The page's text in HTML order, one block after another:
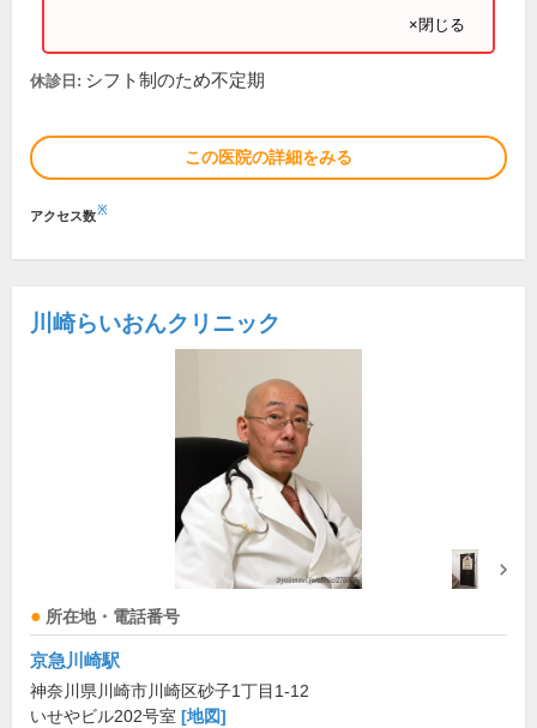
×閉じる
休診日: シフト制のため不定期
この医院の詳細をみる
アクセス数※
川崎らいおんクリニック
所在地・電話番号
京急川崎駅
神奈川県川崎市川崎区砂子1丁目1-12
いせやビル202号室 [地図]